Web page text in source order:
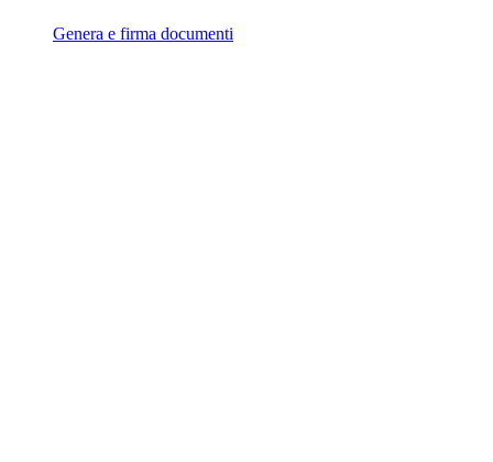
Genera e firma documenti